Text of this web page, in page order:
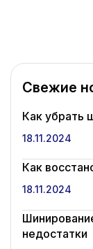
Свежие
Как убрать
18.11.2024
Как
18.11.2024
недостатки